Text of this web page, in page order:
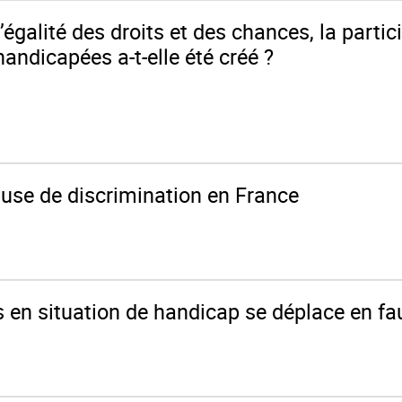
des droits et des chances, la
a-t-elle été créé ?
de discrimination en France
situation de handicap se déplace en